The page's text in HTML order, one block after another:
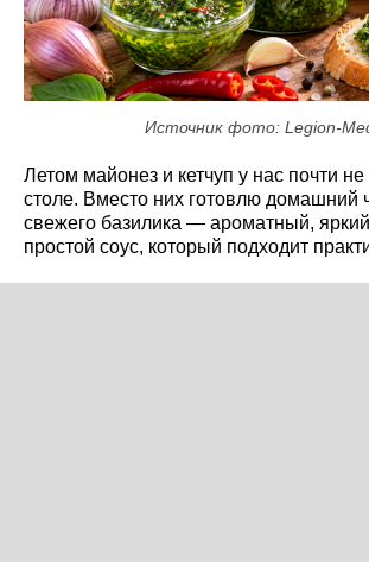
Источник фото: Legion-
Летом майонез и кетчуп у нас почти
столе. Вместо них готовлю домашний
свежего базилика — ароматный,
простой соус, который подходит